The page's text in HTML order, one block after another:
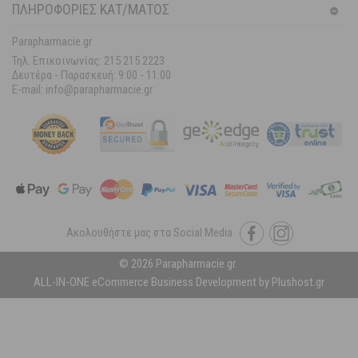
ΠΛΗΡΟΦΟΡΙΕΣ ΚΑΤ/ΜΑΤΟΣ
Parapharmacie.gr
Τηλ. Επικοινωνίας: 215 215 2223
Δευτέρα - Παρασκευή: 9:00 - 11:00
E-mail: info@parapharmacie.gr
Ακολουθήστε μας στα Social Media
© 2026 Parapharmacie.gr.
ALL-IN-ONE eCommerce Business Development by Plushost.gr